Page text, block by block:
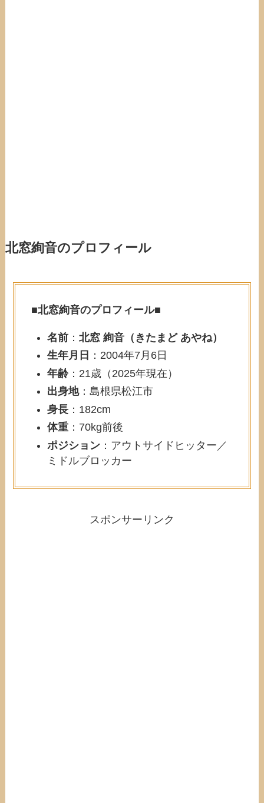
北窓絢音のプロフィール
■北窓絢音のプロフィール■
名前 ：北窓 絢音（きたまど あやね）
生年月日 ：2004年7月6日
年齢：21歳（2025年現在）
出身地：島根県松江市
身長 ：182cm
体重 ：70kg前後
ポジション ：アウトサイドヒッター／
ミドルブロッカー
スポンサーリンク